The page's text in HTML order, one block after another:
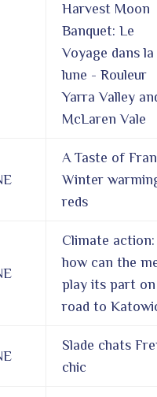
Harvest Moon
Banquet: Le
Voyage dans la
lune - Rouleur
Yarra Valley
McLaren Vale
A Taste of
Winter
reds
Climate action:
how can the
play its part
road to
Slade chats
chic